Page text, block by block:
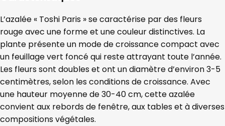
L’azalée « Toshi Paris » se caractérise par des fleurs
rouge avec une forme et une couleur distinctives. La
plante présente un mode de croissance compact avec
un feuillage vert foncé qui reste attrayant toute l’année.
Les fleurs sont doubles et ont un diamètre d’environ 3-5
centimètres, selon les conditions de croissance. Avec
une hauteur moyenne de 30-40 cm, cette azalée
convient aux rebords de fenêtre, aux tables et à diverses
compositions végétales.